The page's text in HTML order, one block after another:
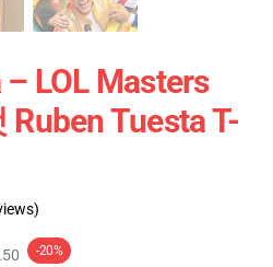
LOL Masters
Tuesta T-
-20%